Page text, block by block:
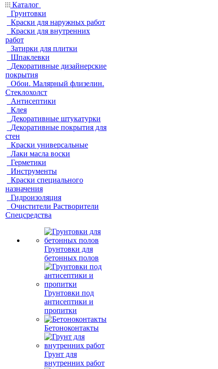
Каталог
Грунтовки
Краски для наружных работ
Краски для внутренних
работ
Затирки для плитки
Шпаклевки
Декоративные дизайнерские
покрытия
Обои. Малярный флизелин.
Стеклохолст
Антисептики
Клея
Декоративные штукатурки
Декоративные покрытия для
стен
Краски универсальные
Лаки масла воски
Герметики
Инструменты
Краски специального
назначения
Гидроизоляция
Очистители Растворители
Спецсредства
Грунтовки для
бетонных полов
Грунтовки под
антисептики и
пропитки
Бетоноконтакты
Грунт для
внутренних работ